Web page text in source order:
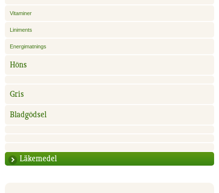
Vitaminer
Liniments
Energimatnings
Höns
Gris
Bladgödsel
Läkemedel